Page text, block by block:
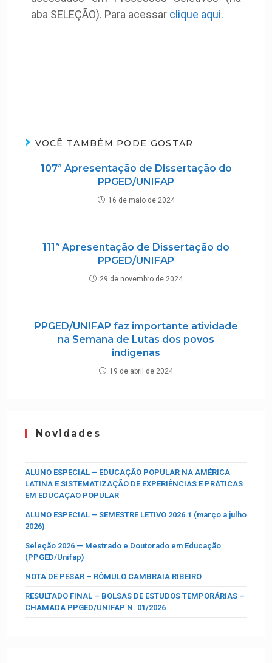
aba SELEÇÃO). Para acessar clique aqui.
VOCÊ TAMBÉM PODE GOSTAR
107ª Apresentação de Dissertação do
PPGED/UNIFAP
16 de maio de 2024
111ª Apresentação de Dissertação do
PPGED/UNIFAP
29 de novembro de 2024
PPGED/UNIFAP faz importante atividade
na Semana de Lutas dos povos
indígenas
19 de abril de 2024
Novidades
ALUNO ESPECIAL – EDUCAÇÃO POPULAR NA AMÉRICA
LATINA E SISTEMATIZAÇÃO DE EXPERIÊNCIAS E PRÁTICAS
EM EDUCAÇAO POPULAR
ALUNO ESPECIAL – SEMESTRE LETIVO 2026.1 (março a julho
2026)
Seleção 2026 — Mestrado e Doutorado em Educação
(PPGED/Unifap)
NOTA DE PESAR – RÔMULO CAMBRAIA RIBEIRO
RESULTADO FINAL – BOLSAS DE ESTUDOS TEMPORÁRIAS –
CHAMADA PPGED/UNIFAP N. 01/2026